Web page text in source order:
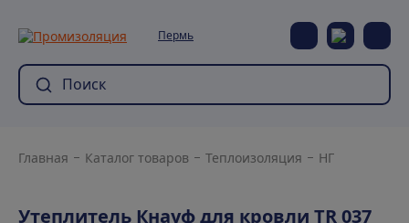
Пермь
Главная Каталог товаров Теплоизоляция НГ
Утеплитель Кнауф для кровли TR 037